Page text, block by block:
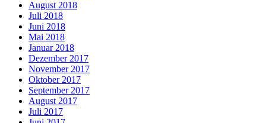
August 2018
Juli 2018
Juni 2018
Mai 2018
Januar 2018
Dezember 2017
November 2017
Oktober 2017
September 2017
August 2017
Juli 2017